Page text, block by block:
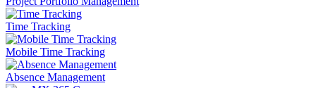
Time Tracking
Mobile Time Tracking
Absence Management